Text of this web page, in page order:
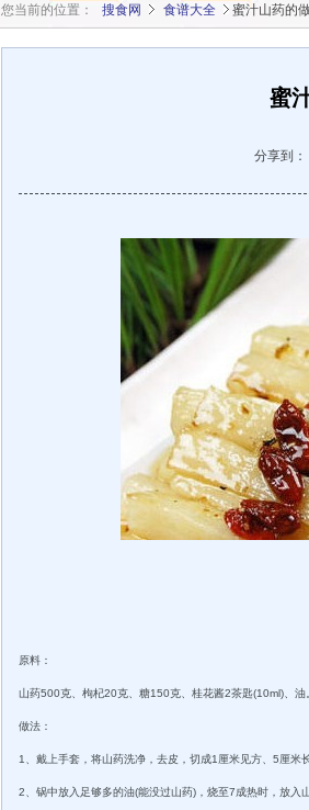
您当前的位置： 搜食网 食谱大全 蜜汁山药的
蜜
分享到：
原料：
山药500克、枸杞20克、糖150克、桂花酱2茶匙(10ml)、油
做法：
1、戴上手套，将山药洗净，去皮，切成1厘米见方、5厘米
2、锅中放入足够多的油(能没过山药)，烧至7成热时，放入